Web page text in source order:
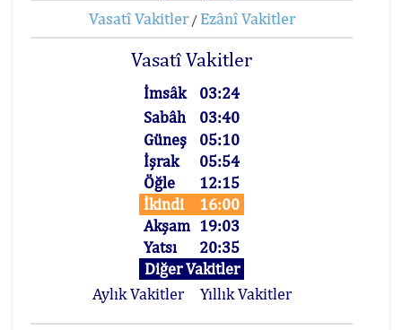
Vasatî Vakitler/ Ezânî Vakitler
Vasatî Vakitler
İmsâk
03:24
Sabâh
03:40
Güneş
05:10
İşrak
05:54
Öğle
12:15
İkindi
16:00
Akşam 19:03
Yatsı
20:35
Diğer Vakitler
Aylık Vakitler
Yıllık Vakitler